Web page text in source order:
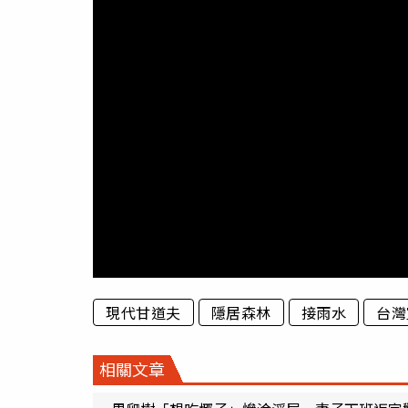
現代甘道夫 隱居森林 接雨水 台
相關文章